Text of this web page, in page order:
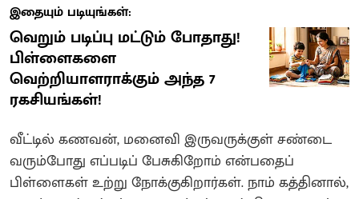
இதையும் படியுங்கள்:
வெறும் படிப்பு மட்டும் போதாது!
பிள்ளைகளை
வெற்றியாளராக்கும் அந்த 7
ரகசியங்கள்!
வீட்டில் கணவன், மனைவி இருவருக்குள் சண்டை
வரும்போது எப்படிப் பேசுகிறோம் என்பதைப்
பிள்ளைகள் உற்று நோக்குகிறார்கள். நாம் கத்தினால்,